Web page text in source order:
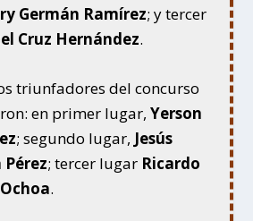
Germán Ramírez; y tercer
Cruz Hernández.
triunfadores del concurso
en primer lugar,Yerson
; segundo lugar, Jesús
; tercer lugar Ricardo
.